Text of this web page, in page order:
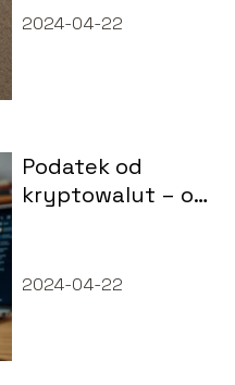
2024-04-22
Podatek od
kryptowalut – od
2024-04-22